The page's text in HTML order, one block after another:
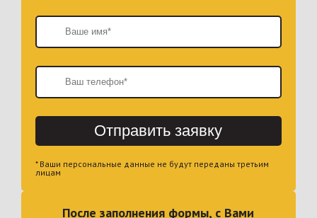
Отправить заявку
* Ваши персональные данные не будут переданы третьим
лицам
После заполнения формы, с Вами